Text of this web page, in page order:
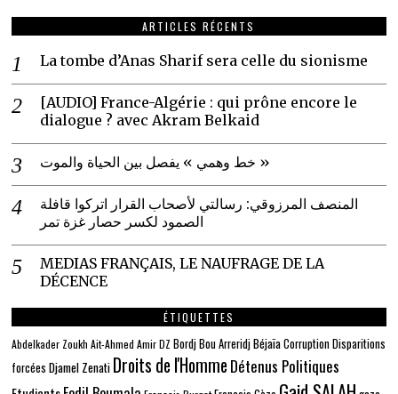
ARTICLES RÉCENTS
La tombe d’Anas Sharif sera celle du sionisme
[AUDIO] France-Algérie : qui prône encore le
dialogue ? avec Akram Belkaid
خط وهمي » يفصل بين الحياة والموت »
المنصف المرزوقي: رسالتي لأصحاب القرار اتركوا قافلة
الصمود لكسر حصار غزة تمر
MEDIAS FRANÇAIS, LE NAUFRAGE DE LA
DÉCENCE
ÉTIQUETTES
Abdelkader Zoukh Ait-Ahmed Amir DZ Bordj Bou ArreridjBéjaïaCorruption Disparitions
forcées Djamel Zenati Droits de l'Homme Détenus Politiques